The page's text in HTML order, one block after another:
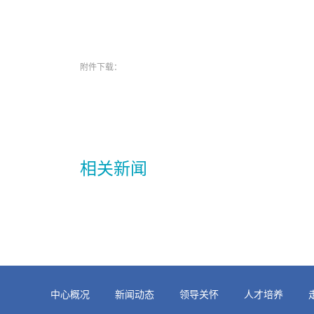
附件下载：
相关新闻
中心概况 新闻动态 领导关怀 人才培养